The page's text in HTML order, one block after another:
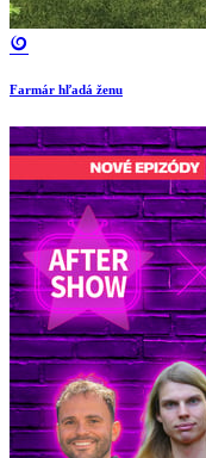
Farmár hľadá ženu